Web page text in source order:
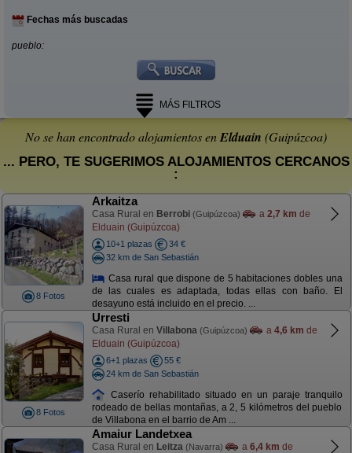
Fechas más buscadas
pueblo:
MÁS FILTROS
No se han encontrado alojamientos enElduain (Guipúzcoa)
... PERO, TE SUGERIMOS ALOJAMIENTOS CERCANOS
:
8 Fotos
Arkaitza
Casa Rural en Berrobi (Guipúzcoa) a 2,7 km de
Elduain (Guipúzcoa)
10+1 plazas
34 €
32 km de San Sebastián
Casa rural que dispone de 5 habitaciones dobles una
de las cuales es adaptada, todas ellas con baño. El
desayuno está incluido en el precio. ...
8 Fotos
Urresti
Casa Rural en Villabona (Guipúzcoa) a 4,6 km de
Elduain (Guipúzcoa)
6+1 plazas
55 €
24 km de San Sebastián
Caserío rehabilitado situado en un paraje tranquilo
rodeado de bellas montañas, a 2, 5 kilómetros del pueblo
de Villabona en el barrio de Am ...
Amaiur Landetxea
Casa Rural en Leitza (Navarra) a 6,4 km de